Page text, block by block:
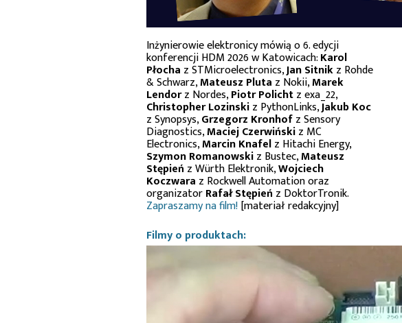
Inżynierowie elektronicy mówią o 6. edycji
konferencji HDM 2026 w Katowicach:Karol
Płocha z STMicroelectronics,Jan Sitnikz Rohde
& Schwarz,Mateusz Pluta z Nokii,Marek
Lendorz Nordes,Piotr Polichtz exa_22,
Christopher Lozinskiz PythonLinks,Jakub Koc
z Synopsys,Grzegorz Kronhofz Sensory
Diagnostics,Maciej Czerwińskiz MC
Electronics,Marcin Knafelz Hitachi Energy,
Szymon Romanowskiz Bustec,Mateusz
Stępień z Würth Elektronik,Wojciech
Koczwara z Rockwell Automation oraz
organizatorRafał Stępień z DoktorTronik.
Zapraszamy na film![materiał redakcyjny]
Filmy o produktach: